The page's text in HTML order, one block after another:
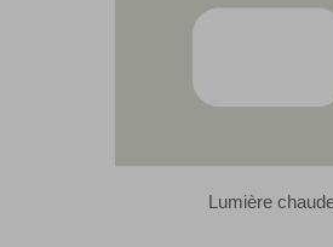
Lumière